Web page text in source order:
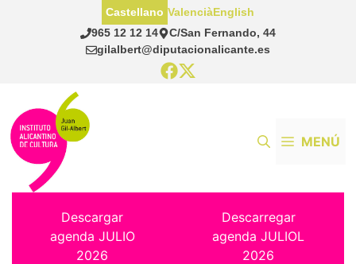
965 12 12 14
C/San Fernando, 44
gilalbert@diputacionalicante.es
Castellano ValenciàEnglish
MENÚ
Descargar
agenda JULIO
2026
Descarregar
agenda JULIOL
2026